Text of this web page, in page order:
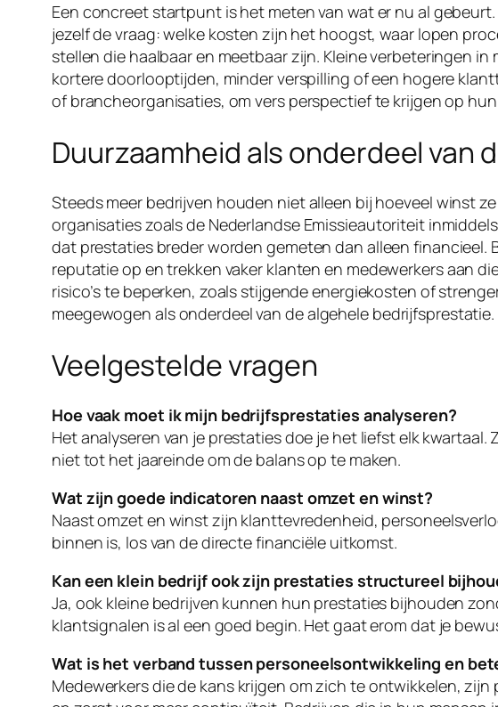
Een concreet startpunt is het meten van wat er nu al
jezelf de vraag: welke kosten zijn het hoogst, waar lopen
stellen die haalbaar en meetbaar zijn. Kleine verbeteringen
kortere doorlooptijden, minder verspilling of een hogere
of brancheorganisaties, om vers perspectief te krijgen op
Duurzaamheid als onderdeel van
Steeds meer bedrijven houden niet alleen bij hoeveel winst
organisaties zoals de Nederlandse Emissieautoriteit
dat prestaties breder worden gemeten dan alleen
reputatie op en trekken vaker klanten en medewerkers aan
risico’s te beperken, zoals stijgende energiekosten of
meegewogen als onderdeel van de algehele bedrijfsprestatie.
Veelgestelde vragen
Hoe vaak moet ik mijn bedrijfsprestaties analyseren?
Het analyseren van je prestaties doe je het liefst elk
niet tot het jaareinde om de balans op te maken.
Wat zijn goede indicatoren naast omzet en winst?
Naast omzet en winst zijn klanttevredenheid,
binnen is, los van de directe financiële uitkomst.
Kan een klein bedrijf ook zijn prestaties structureel
Ja, ook kleine bedrijven kunnen hun prestaties bijhouden
klantsignalen is al een goed begin. Het gaat erom dat je
Wat is het verband tussen personeelsontwikkeling en
Medewerkers die de kans krijgen om zich te ontwikkelen,